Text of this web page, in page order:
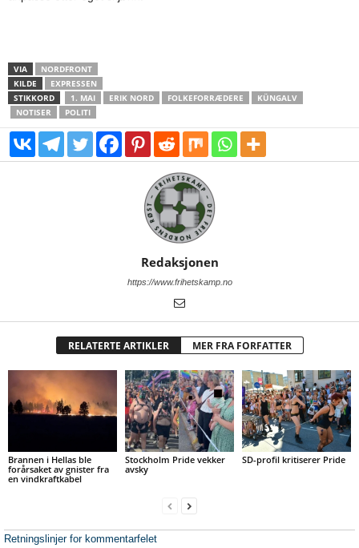
VIA
NORDFRONT
KILDE
EXPRESSEN
STIKKORD
1. MAI ERIK NORD FOLKEFORRÆDERE
KÜNGALV
NOTISER
POLITI
Redaksjonen
https://www.frihetskamp.no
RELATERTE ARTIKLER MER FRA FORFATTER
Brannen i Hellas ble
forårsaket av gnister fra
en vindkraftkabel
Stockholm Pride vekker
avsky
SD-profil kritiserer Pride
Retningslinjer for kommentarfelet